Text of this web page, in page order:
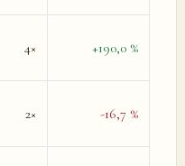
4× +190,0 %
2× -16,7 %